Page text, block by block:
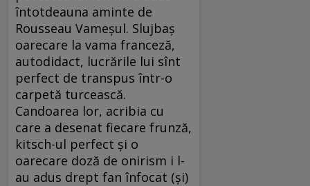
întotdeauna aminte de
Rousseau Vameşul. Slujbaş
oarecare la vama franceză,
autodidact, lucrările lui sînt
perfect de transpus într-o
carpetă turcească.
Candoarea lor, acribia cu
care a desenat fiecare frunză,
kitsch-ul perfect şi o
oarecare doză de onirism i l-
au adus drept fan înfocat (şi)